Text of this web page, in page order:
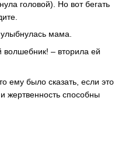
головой). Но вот бегать
мама.
– вторила ей
ему было сказать, если это
жертвенность способны